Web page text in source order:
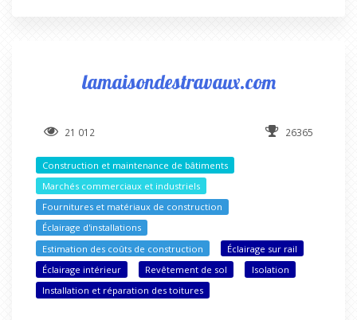
lamaisondestravaux.com
21 012 26365
Construction et maintenance de bâtiments
Marchés commerciaux et industriels
Fournitures et matériaux de construction
Éclairage d'installations
Estimation des coûts de construction
Éclairage sur rail
Éclairage intérieur
Revêtement de sol
Isolation
Installation et réparation des toitures